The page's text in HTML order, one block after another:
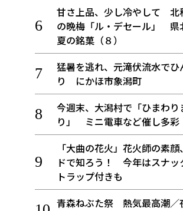
甘さ上品、少し冷やして 北
の晩梅「ル・デセール」 県
夏の銘菓（８）
猛暑を逃れ、元滝伏流水でひ
り にかほ市象潟町
今週末、大潟村で「ひまわり
り」 ミニ電車など催し多彩
「大曲の花火」花火師の素顔
ドで知ろう！ 今年はスナッ
トラップ付きも
青森ねぶた祭 熱気最高潮／